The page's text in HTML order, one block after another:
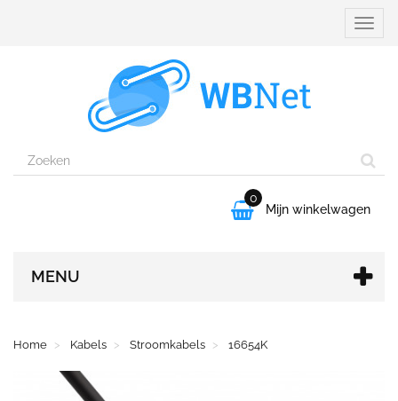

0
Mijn winkelwagen
MENU
Home Kabels Stroomkabels 16654K